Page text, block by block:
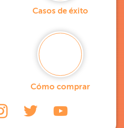
Casos de éxito
Cómo comprar